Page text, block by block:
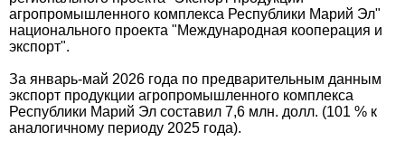
агропромышленного комплекса Республики Марий Эл"
национального проекта "Международная кооперация и
экспорт".
За январь-май 2026 года по предварительным данным
экспорт продукции агропромышленного комплекса
Республики Марий Эл составил 7,6 млн. долл. (101 % к
аналогичному периоду 2025 года).